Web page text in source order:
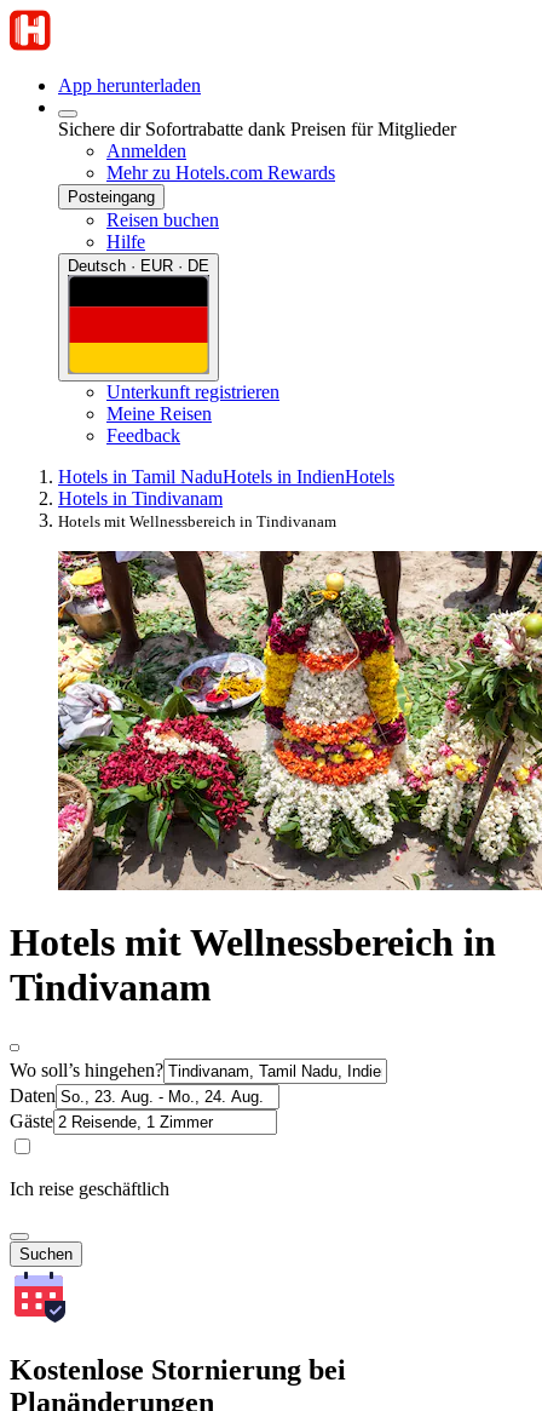
App herunterladen
Sichere dir Sofortrabatte dank Preisen für Mitglieder
Anmelden
Mehr zu Hotels.com Rewards
Posteingang
Reisen buchen
Hilfe
Deutsch · EUR · DE
Unterkunft registrieren
Meine Reisen
Feedback
Hotels in Tamil NaduHotels in IndienHotels
Hotels in Tindivanam
Hotels mit Wellnessbereich in Tindivanam
Hotels mit Wellnessbereich in
Tindivanam
Wo soll’s hingehen?
Daten
Gäste
Ich reise geschäftlich
Suchen
Kostenlose Stornierung bei
Planänderungen